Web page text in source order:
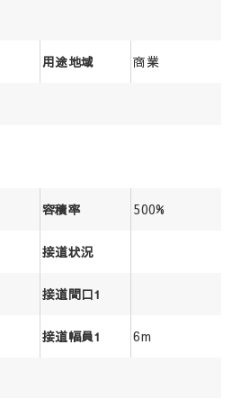
用途地域 商業
容積率 500%
接道状況
接道間口1
接道幅員1 6m